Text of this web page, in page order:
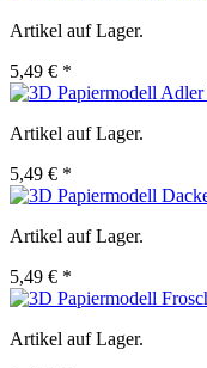
Artikel auf Lager.
5,49 € *
Artikel auf Lager.
5,49 € *
Artikel auf Lager.
5,49 € *
Artikel auf Lager.